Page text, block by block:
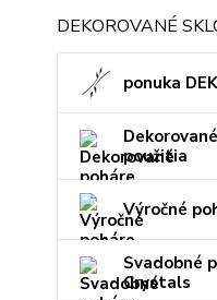
DEKOROVANÉ
ponuka
použitia
Výročné
Svadobné
Crystals